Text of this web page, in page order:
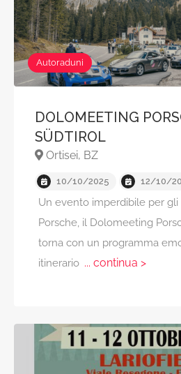
Autoraduni
DOLOMEETING
SÜDTIROL
Ortisei, BZ
10/10/2025 12/10/
Un evento imperdibile per gli
Porsche, il Dolomeeting
torna con un programma
itinerario... continua >